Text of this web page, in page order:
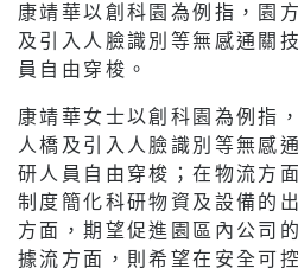
研應用場景結合，打造成為